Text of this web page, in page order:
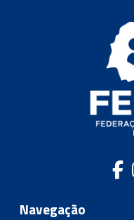
Navegação